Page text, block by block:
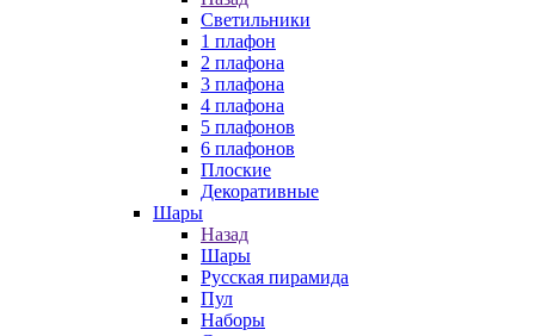
Светильники
1 плафон
2 плафона
3 плафона
4 плафона
5 плафонов
6 плафонов
Плоские
Декоративные
Шары
Назад
Шары
Русская пирамида
Пул
Наборы